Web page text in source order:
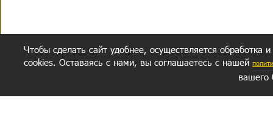
Чтобы сделать сайт удобнее, осуществляется обработка
cookies. Оставаясь с нами, вы соглашаетесь с нашей
вашего